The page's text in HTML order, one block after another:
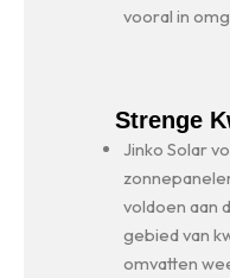
vooral in
Strenge
Jinko Solar
voldoen aan
gebied van
omvatten